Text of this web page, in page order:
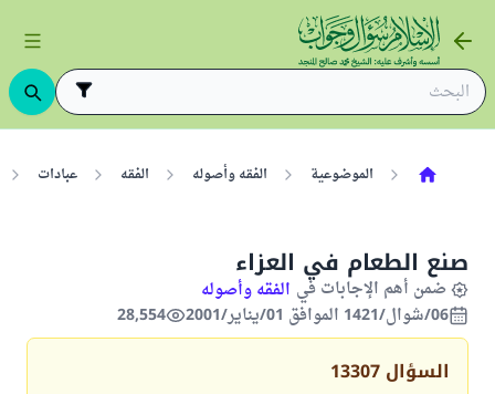
الموضوعية الفقه وأصوله الفقه عبادات
صنع الطعام في العزاء
ضمن أهم الإجابات في الفقه وأصوله
06/شوال/1421 الموافق 01/يناير/2001
28,554
السؤال 13307